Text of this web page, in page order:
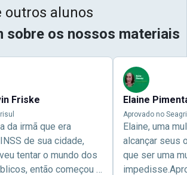
outros alunos
sobre os nossos materiais
Friske
da irmã que era
de sua cidade,
tentar o mundo dos
então começou a
Elaine
Aprovado no
Elaine, uma
alcançar seus
que ser uma